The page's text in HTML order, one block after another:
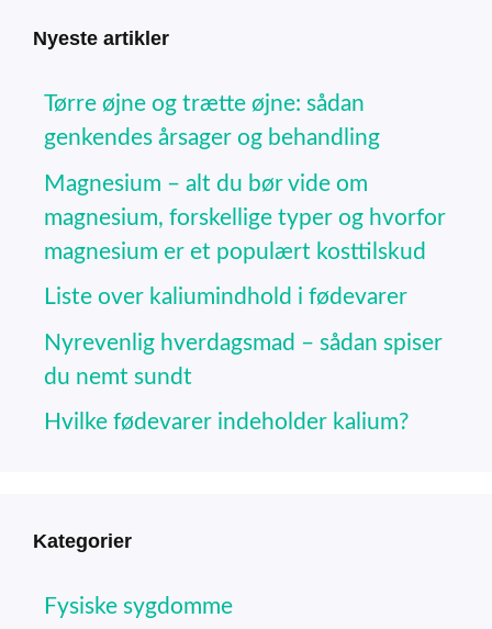
Nyeste artikler
Tørre øjne og trætte øjne: sådan
genkendes årsager og behandling
Magnesium – alt du bør vide om
magnesium, forskellige typer og hvorfor
magnesium er et populært kosttilskud
Liste over kaliumindhold i fødevarer
Nyrevenlig hverdagsmad – sådan spiser
du nemt sundt
Hvilke fødevarer indeholder kalium?
Kategorier
Fysiske sygdomme